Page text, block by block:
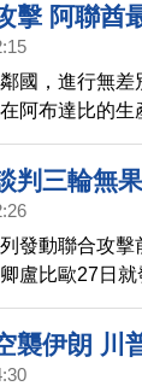
擊 阿聯酋
國，進行無
阿布達比的
，導致有數
判三輪無
發動聯合攻
盧比歐27日
天，美國最
經向相關人
襲伊朗 川